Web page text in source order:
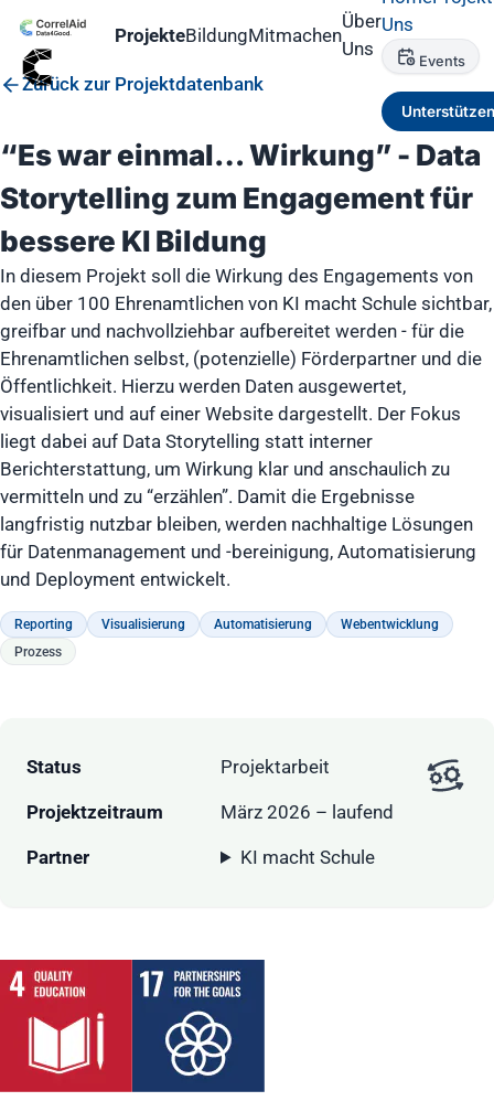
ProjekteBildungMitmachen
Über
Uns
Uns
Events
Unterstützen
Zurück zur Projektdatenbank
“Es war einmal… Wirkung” - Data
Storytelling zum Engagement für
bessere KI Bildung
In diesem Projekt soll die Wirkung des Engagements von
den über 100 Ehrenamtlichen von KI macht Schule sichtbar,
greifbar und nachvollziehbar aufbereitet werden - für die
Ehrenamtlichen selbst, (potenzielle) Förderpartner und die
Öffentlichkeit. Hierzu werden Daten ausgewertet,
visualisiert und auf einer Website dargestellt. Der Fokus
liegt dabei auf Data Storytelling statt interner
Berichterstattung, um Wirkung klar und anschaulich zu
vermitteln und zu “erzählen”. Damit die Ergebnisse
langfristig nutzbar bleiben, werden nachhaltige Lösungen
für Datenmanagement und -bereinigung, Automatisierung
und Deployment entwickelt.
Reporting Visualisierung Automatisierung
Webentwicklung
Prozess
Status Projektarbeit
Projektzeitraum März 2026 – laufend
Partner KI macht Schule